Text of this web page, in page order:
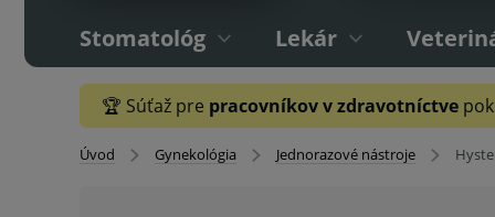
Stomatológ Lekár
🏆 Súťaž pre pracovníkov v zdravotníctve
Úvod Gynekológia Jednorazové nástroje